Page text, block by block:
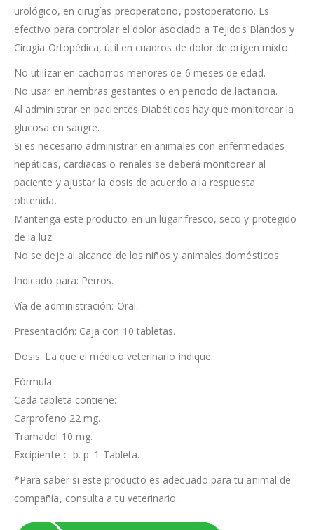
urológico, en cirugías preoperatorio, postoperatorio. Es
efectivo para controlar el dolor asociado a Tejidos Blandos y
Cirugía Ortopédica, útil en cuadros de dolor de origen mixto.
No utilizar en cachorros menores de 6 meses de edad.
No usar en hembras gestantes o en periodo de lactancia.
Al administrar en pacientes Diabéticos hay que monitorear la
glucosa en sangre.
Si es necesario administrar en animales con enfermedades
hepáticas, cardiacas o renales se deberá monitorear al
paciente y ajustar la dosis de acuerdo a la respuesta
obtenida.
Mantenga este producto en un lugar fresco, seco y protegido
de la luz.
No se deje al alcance de los niños y animales domésticos.
Indicado para: Perros.
Vía de administración: Oral.
Presentación: Caja con 10 tabletas.
Dosis: La que el médico veterinario indique.
Fórmula:
Cada tableta contiene:
Carprofeno 22 mg.
Tramadol 10 mg.
Excipiente c. b. p. 1 Tableta.
*Para saber si este producto es adecuado para tu animal de
compañía, consulta a tu veterinario.